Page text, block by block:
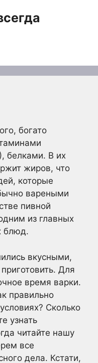
богато
белками. В их
жиров, что
которые
вареными
пивной
из главных
блюд.
вкусными,
Для
время варки.
правильно
Сколько
узнать
читайте нашу
все
дела. Кстати,